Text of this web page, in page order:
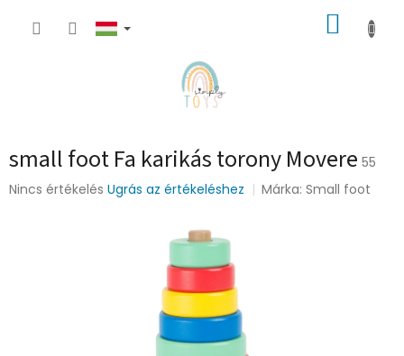
KOSÁR
small foot Fa karikás torony Movere 55
A
Nincs értékelés Ugrás az értékeléshez Márka:Small foot